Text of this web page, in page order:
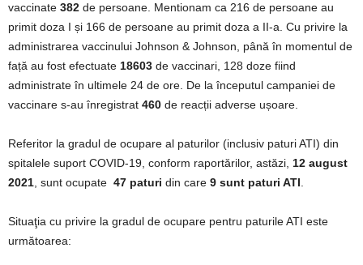
vaccinate 382 de persoane. Mentionam ca 216 de persoane au
primit doza I și 166 de persoane au primit doza a II-a. Cu privire la
administrarea vaccinului Johnson & Johnson, până în momentul de
față au fost efectuate 18603 de vaccinari, 128 doze fiind
administrate în ultimele 24 de ore. De la începutul campaniei de
vaccinare s-au înregistrat 460 de reacții adverse ușoare.
Referitor la gradul de ocupare al paturilor (inclusiv paturi ATI) din
spitalele suport COVID-19, conform raportărilor, astăzi, 12 august
2021 , sunt ocupate 47 paturi din care 9 sunt paturi ATI
Situaţia cu privire la gradul de ocupare pentru paturile ATI este
următoarea: